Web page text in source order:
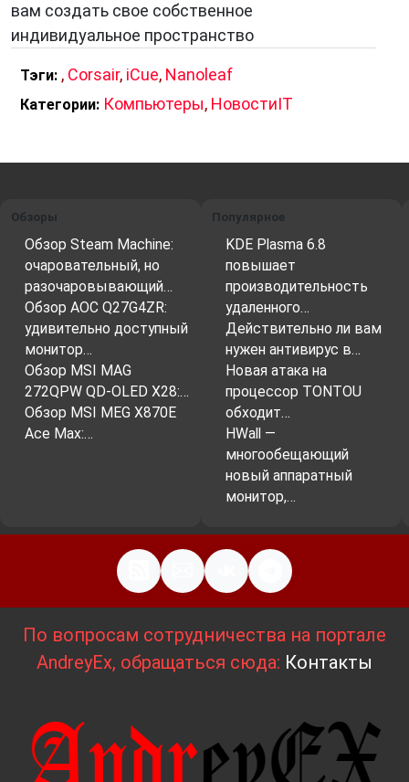
вам создать свое собственное
индивидуальное пространство
Тэги: , Corsair, iCue, Nanoleaf
Категории: Компьютеры, НовостиIT
Обзоры
Обзор Steam Machine:
очаровательный, но
разочаровывающий…
Обзор AOC Q27G4ZR:
удивительно доступный
монитор…
Обзор MSI MAG
272QPW QD-OLED X28:…
Обзор MSI MEG X870E
Ace Max:…
Популярное
KDE Plasma 6.8
повышает
производительность
удаленного…
Действительно ли вам
нужен антивирус в…
Новая атака на
процессор TONTOU
обходит…
HWall —
многообещающий
новый аппаратный
монитор,…
По вопросам сотрудничества на портале
AndreyEx, обращаться сюда: Контакты